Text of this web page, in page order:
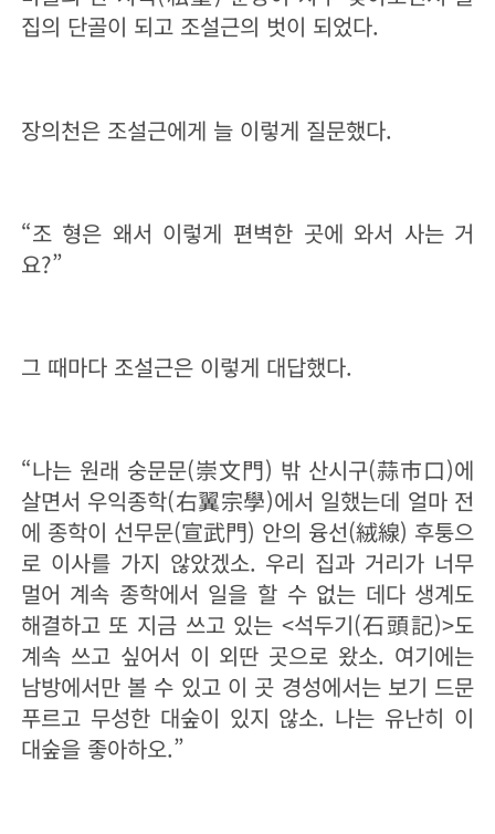
집의 단골이 되고 조설근의 벗이 되었다.
장의천은 조설근에게 늘 이렇게 질문했다.
“조 형은 왜서 이렇게 편벽한 곳에 와서 사는 거
요?”
그 때마다 조설근은 이렇게 대답했다.
“나는 원래 숭문문(崇文門) 밖 산시구(蒜市口)에
살면서 우익종학(右翼宗學)에서 일했는데 얼마 전
에 종학이 선무문(宣武門) 안의 융선(絨線) 후퉁으
로 이사를 가지 않았겠소. 우리 집과 거리가 너무
멀어 계속 종학에서 일을 할 수 없는 데다 생계도
해결하고 또 지금 쓰고 있는 <석두기(石頭記)>도
계속 쓰고 싶어서 이 외딴 곳으로 왔소. 여기에는
남방에서만 볼 수 있고 이 곳 경성에서는 보기 드문
푸르고 무성한 대숲이 있지 않소. 나는 유난히 이
대숲을 좋아하오.”